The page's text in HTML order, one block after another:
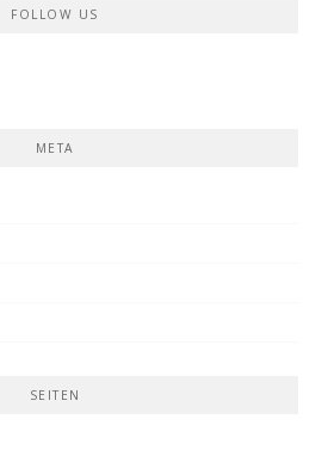
FOLLOW US
META
SEITEN